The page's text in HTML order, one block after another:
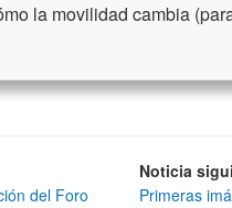
la movilidad cambia
del Foro
Noticia
Primeras